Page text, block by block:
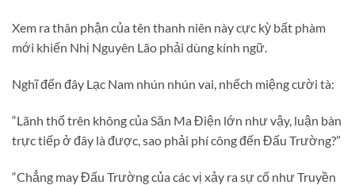
Xem ra thân phận của tên thanh niên này cực kỳ bất phàm
mới khiến Nhị Nguyên Lão phải dùng kính ngữ.
Nghĩ đến đây Lạc Nam nhún nhún vai, nhếch miệng cười tà:
“Lãnh thổ trên không của Săn Ma Điện lớn như vậy, luận bàn
trực tiếp ở đây là được, sao phải phí công đến Đấu Trường?”
“Chẳng may Đấu Trường của các vị xảy ra sự cố như Truyền